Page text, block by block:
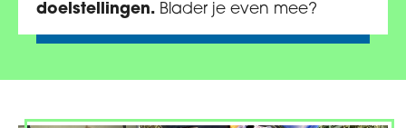
doelstellingen. Blader je even mee?